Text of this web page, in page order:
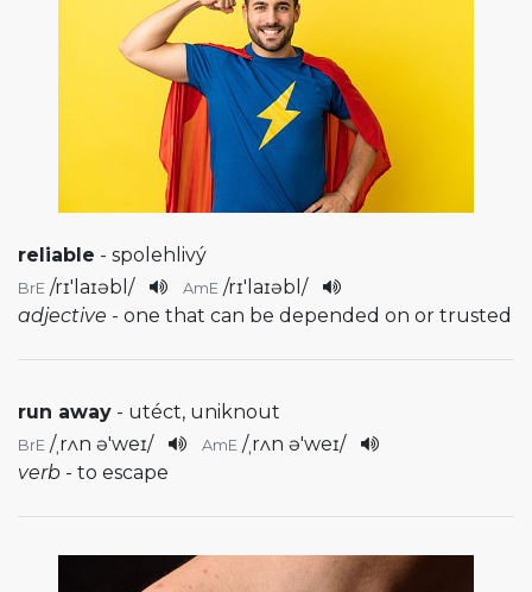
reliable - spolehlivý
BrE /rɪ'laɪəbl / AmE /rɪ'laɪəbl /
adjective - one that can be depended on or trusted
run away - utéct, uniknout
BrE /ˌrʌn ə'weɪ/ AmE /ˌrʌn ə'weɪ/
verb - to escape